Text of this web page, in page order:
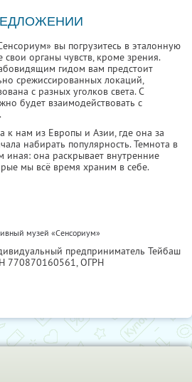
вы погрузитесь в эталонную
свои органы чувств, кроме зрения.
гидом вам предстоит
срежиссированных локаций,
с разных уголков света. С
будет взаимодействовать с
к нам из Европы и Азии, где она за
набирать популярность. Темнота в
иная: она раскрывает внутренние
мы всё время храним в себе.
музей «Сенсориум»
предприниматель Тейбаш
770870160561, ОГРН